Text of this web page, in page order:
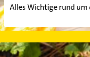
Alles Wichtige rund um
Blumenzwiebeln pflanzen: